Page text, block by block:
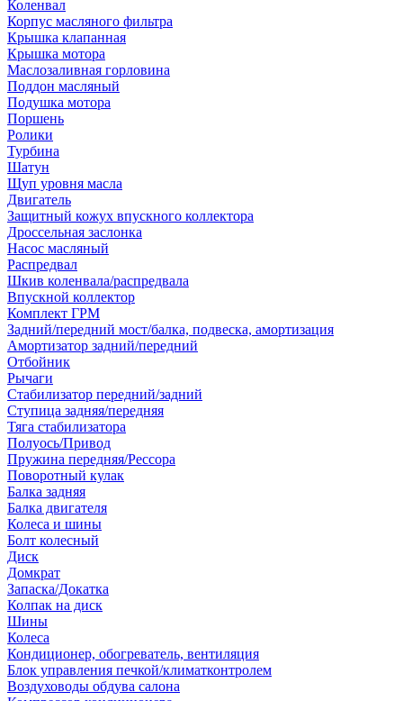
Коленвал
Корпус масляного фильтра
Крышка клапанная
Крышка мотора
Маслозаливная горловина
Поддон масляный
Подушка мотора
Поршень
Ролики
Турбина
Шатун
Щуп уровня масла
Двигатель
Защитный кожух впускного коллектора
Дроссельная заслонка
Насос масляный
Распредвал
Шкив коленвала/распредвала
Впускной коллектор
Комплект ГРМ
Задний/передний мост/балка, подвеска, амортизация
Амортизатор задний/передний
Отбойник
Рычаги
Стабилизатор передний/задний
Ступица задняя/передняя
Тяга стабилизатора
Полуось/Привод
Пружина передняя/Рессора
Поворотный кулак
Балка задняя
Балка двигателя
Колеса и шины
Болт колесный
Диск
Домкрат
Запаска/Докатка
Колпак на диск
Шины
Колеса
Кондиционер, обогреватель, вентиляция
Блок управления печкой/климатконтролем
Воздуховоды обдува салона